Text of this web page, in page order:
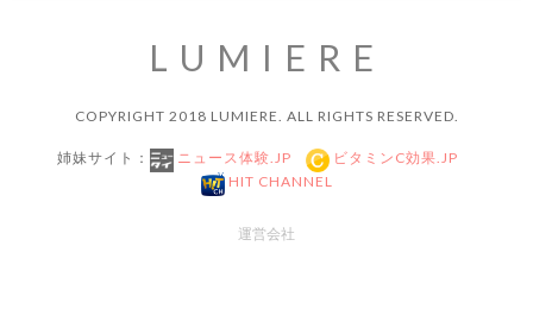
LUMIERE
COPYRIGHT 2018 LUMIERE. ALL RIGHTS RESERVED.
姉妹サイト： ニュース体験.JP
ビタミンC効果.JP
HIT CHANNEL
運営会社